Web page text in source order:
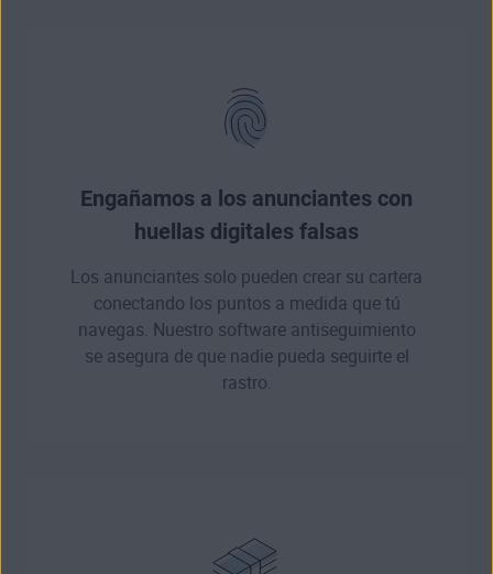
Engañamos a los anunciantes con
huellas digitales falsas
Los anunciantes solo pueden crear su cartera
conectando los puntos a medida que tú
navegas. Nuestro software antiseguimiento
se asegura de que nadie pueda seguirte el
rastro.